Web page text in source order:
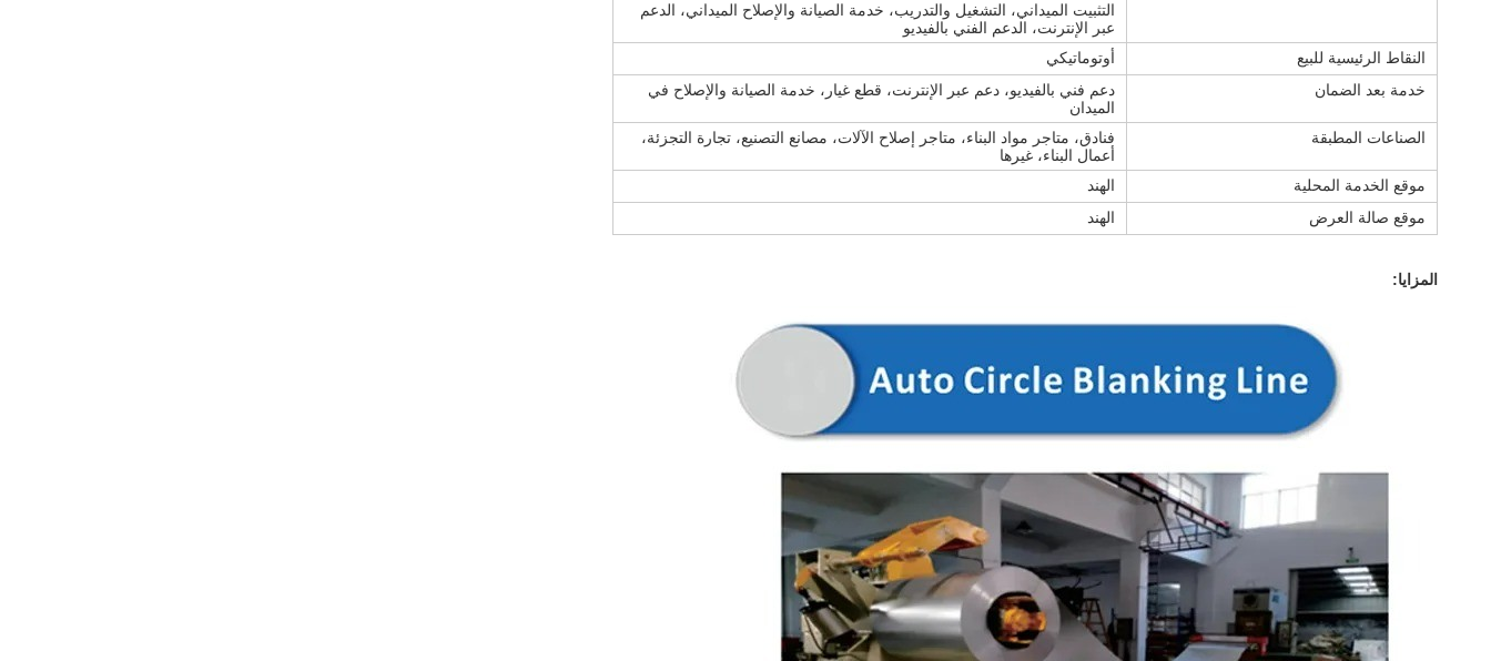
التثبيت الميداني، التشغيل والتدريب، خدمة الصيانة والإصلاح الميداني، الدعم
عبر الإنترنت، الدعم الفني بالفيديو
النقاط الرئيسية للبيع
أوتوماتيكي
خدمة بعد الضمان
دعم فني بالفيديو، دعم عبر الإنترنت، قطع غيار، خدمة الصيانة والإصلاح في
الميدان
الصناعات المطبقة
فنادق، متاجر مواد البناء، متاجر إصلاح الآلات، مصانع التصنيع، تجارة التجزئة،
أعمال البناء، غيرها
موقع الخدمة المحلية
الهند
موقع صالة العرض
الهند
المزايا: